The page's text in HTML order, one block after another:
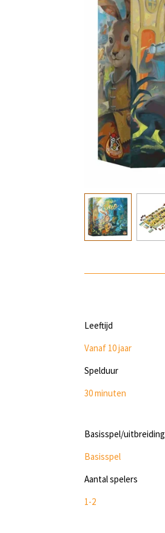
Leeftijd
Vanaf 10 jaar
Spelduur
30 minuten
Basisspel/uitbreiding
Basisspel
Aantal spelers
1-2